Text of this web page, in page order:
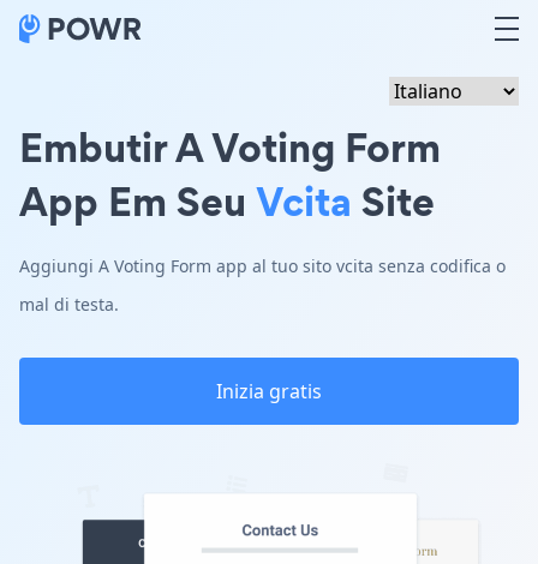
Embutir A Voting Form
App Em Seu Vcita Site
Aggiungi A Voting Form app al tuo sito vcita senza codifica o
mal di testa.
Inizia gratis